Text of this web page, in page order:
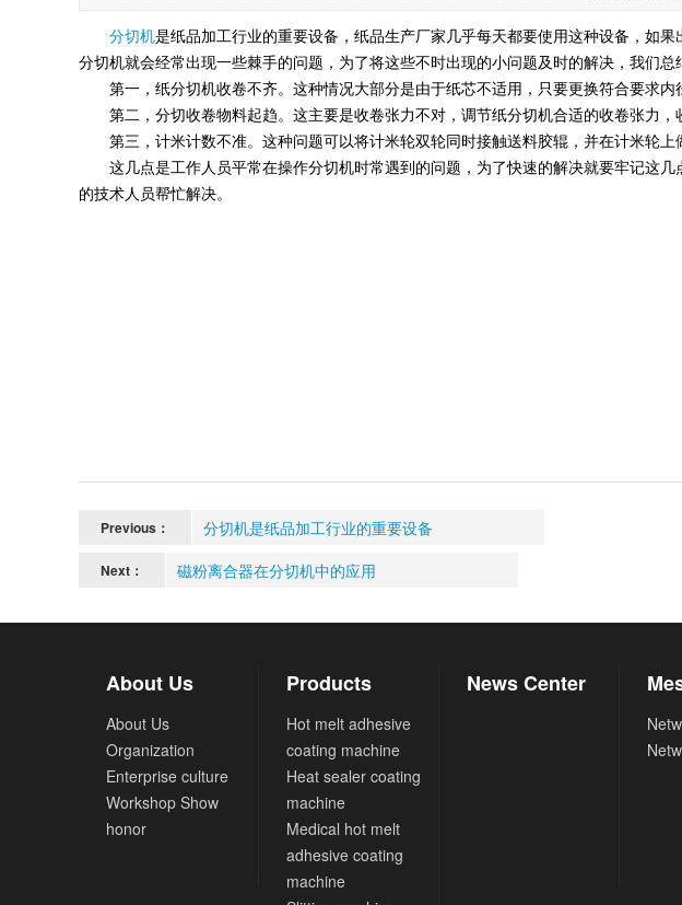
分切机是纸品加工行业的重要设备，纸品生产厂家几乎每天都要使用这种设备，如
分切机就会经常出现一些棘手的问题，为了将这些不时出现的小问题及时的解决，我们
第一，纸分切机收卷不齐。这种情况大部分是由于纸芯不适用，只要更换符合要求内
第二，分切收卷物料起趋。这主要是收卷张力不对，调节纸分切机合适的收卷张力，
第三，计米计数不准。这种问题可以将计米轮双轮同时接触送料胶辊，并在计米轮上
这几点是工作人员平常在操作分切机时常遇到的问题，为了快速的解决就要牢记这几
的技术人员帮忙解决。
Previous： 分切机是纸品加工行业的重要设备
Next： 磁粉离合器在分切机中的应用
About Us
About Us
Organization
Enterprise culture
Workshop Show
honor
Products
Hot melt adhesive
coating machine
Heat sealer coating
machine
Medical hot melt
adhesive coating
machine
News Center